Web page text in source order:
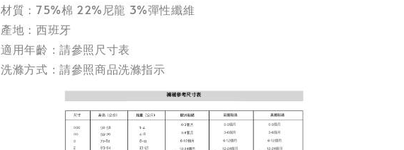
材質：75%棉 22%尼龍 3%彈性纖維
產地：西班牙
適用年齡：請參照尺寸表
洗滌方式：請參照商品洗滌指示